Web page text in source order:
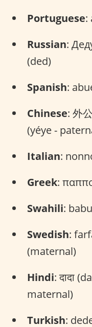
Portuguese:
Russian:
(ded)
Spanish:
Chinese: 外
(yéye -
Italian:
Greek:
Swahili: babu
Swedish:
(maternal)
Hindi: दादा
maternal)
Turkish: